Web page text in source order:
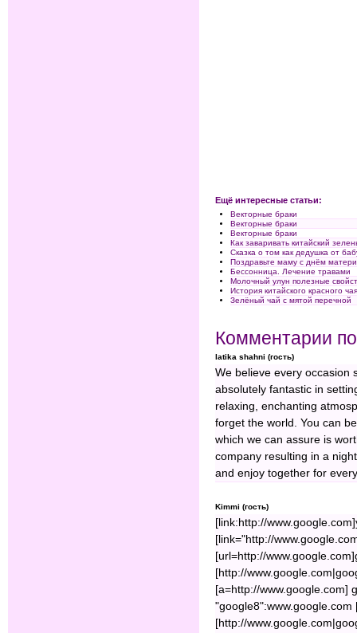
Ещё интересные статьи:
Векторные браки
Векторные браки
Векторные браки
Как заваривать китайский
Сказка о том как дедушка от
Поздравьте маму с днём матери
Бессонница. Лечение травами
Молочный улун полезные
История китайского красного
Зелёный чай с мятой перечной
Комментарии
latika shahni (гость)
We believe every
absolutely fantastic in
relaxing, enchanting
forget the world. You can
which we can assure is
company resulting in a
and enjoy together for
Kimmi (гость)
[link:http://
[link="http://
[url=http://
[http://
[a=http://www.google.com]
"google8":www.google.com
[http://